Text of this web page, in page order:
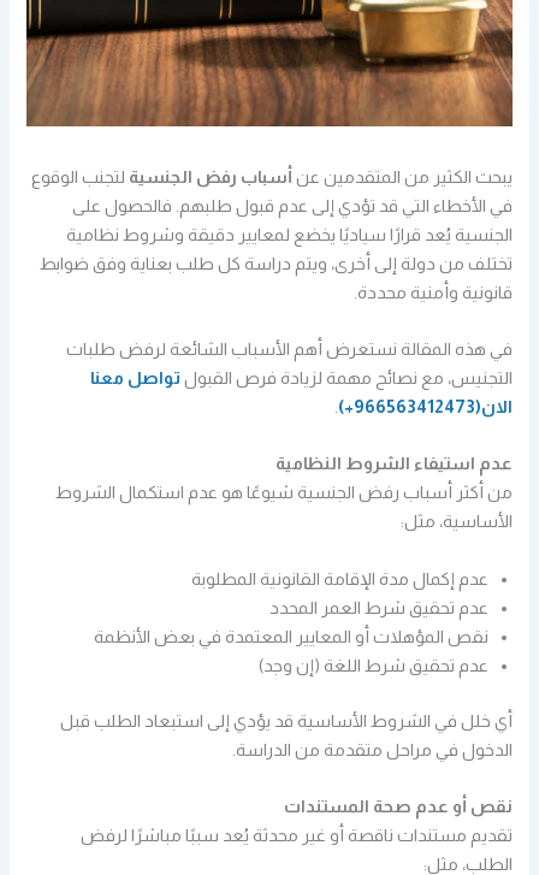
يبحث الكثير من المتقدمين عن أسباب رفض الجنسية لتجنب الوقوع
في الأخطاء التي قد تؤدي إلى عدم قبول طلبهم. فالحصول على
الجنسية يُعد قرارًا سياديًا يخضع لمعايير دقيقة وشروط نظامية
تختلف من دولة إلى أخرى، ويتم دراسة كل طلب بعناية وفق ضوابط
قانونية وأمنية محددة.
في هذه المقالة نستعرض أهم الأسباب الشائعة لرفض طلبات
التجنيس، مع نصائح مهمة لزيادة فرص القبول تواصل معنا
الان(966563412473+)
عدم استيفاء الشروط النظامية
من أكثر أسباب رفض الجنسية شيوعًا هو عدم استكمال الشروط
الأساسية، مثل:
عدم إكمال مدة الإقامة القانونية المطلوبة
عدم تحقيق شرط العمر المحدد
نقص المؤهلات أو المعايير المعتمدة في بعض الأنظمة
عدم تحقيق شرط اللغة (إن وجد)
أي خلل في الشروط الأساسية قد يؤدي إلى استبعاد الطلب قبل
الدخول في مراحل متقدمة من الدراسة.
نقص أو عدم صحة المستندات
تقديم مستندات ناقصة أو غير محدثة يُعد سببًا مباشرًا لرفض
الطلب، مثل: